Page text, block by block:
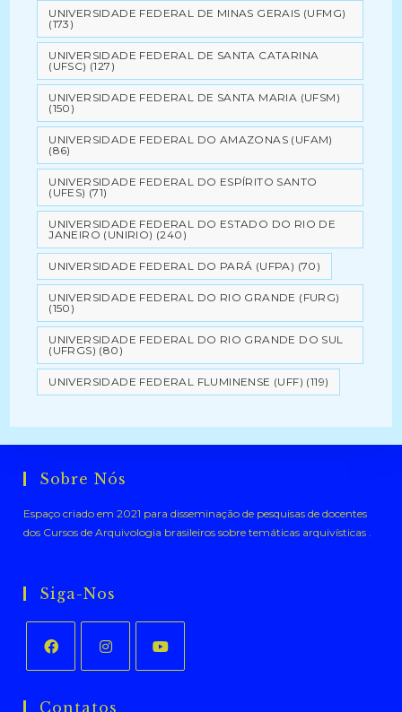
UNIVERSIDADE FEDERAL DE MINAS GERAIS (UFMG)
(173)
UNIVERSIDADE FEDERAL DE SANTA CATARINA
(UFSC) (127)
UNIVERSIDADE FEDERAL DE SANTA MARIA (UFSM)
(150)
UNIVERSIDADE FEDERAL DO AMAZONAS (UFAM)
(86)
UNIVERSIDADE FEDERAL DO ESPÍRITO SANTO
(UFES) (71)
UNIVERSIDADE FEDERAL DO ESTADO DO RIO DE
JANEIRO (UNIRIO) (240)
UNIVERSIDADE FEDERAL DO PARÁ (UFPA) (70)
UNIVERSIDADE FEDERAL DO RIO GRANDE (FURG)
(150)
UNIVERSIDADE FEDERAL DO RIO GRANDE DO SUL
(UFRGS) (80)
UNIVERSIDADE FEDERAL FLUMINENSE (UFF) (119)
Sobre Nós
Espaço criado em 2021 para disseminação de pesquisas de docentes
dos Cursos de Arquivologia brasileiros sobre temáticas arquivísticas .
Siga-Nos
em
em
Contatos